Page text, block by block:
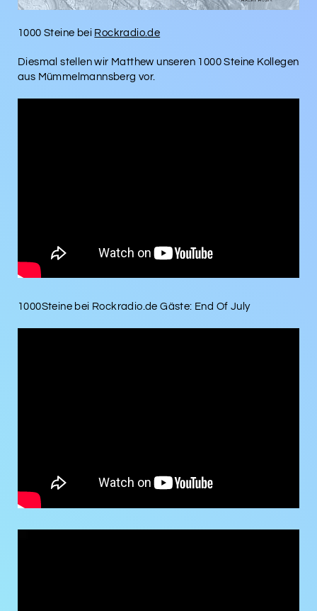
1000 Steine bei Rockradio.de
Diesmal stellen wir Matthew unseren 1000 Steine Kollegen
aus Mümmelmannsberg vor.
1000Steine bei Rockradio.de Gäste: End Of July